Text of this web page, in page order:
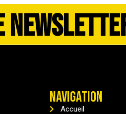
NAVIGATION
Accueil